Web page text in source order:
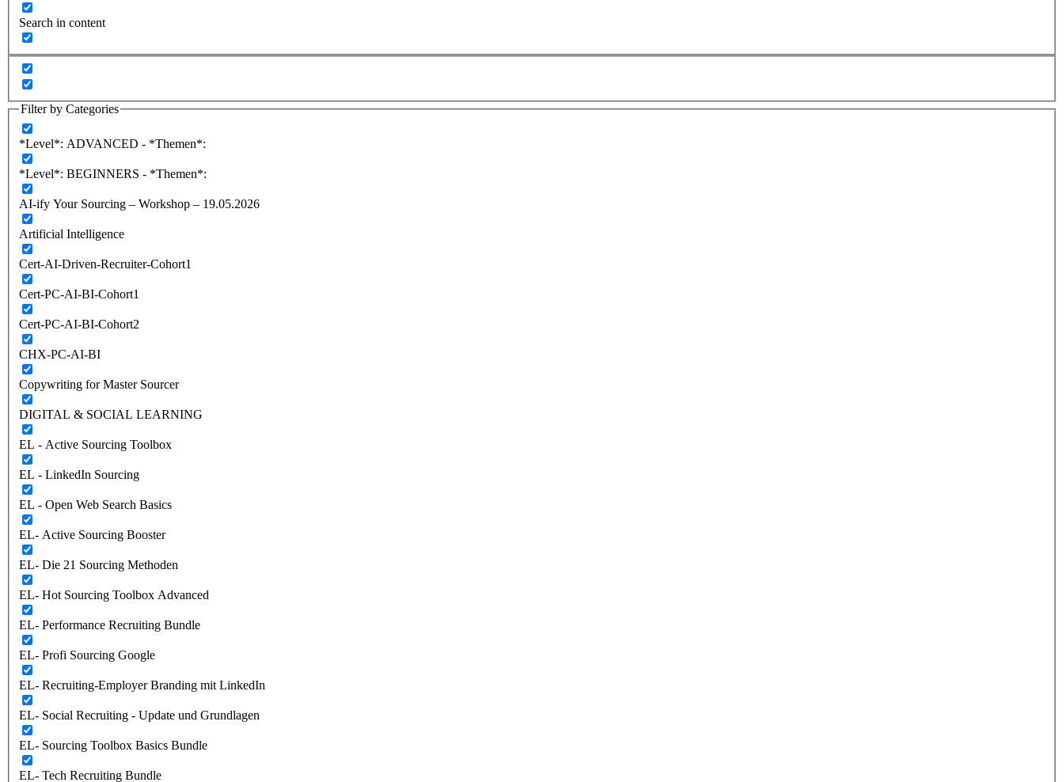
Search in content
Filter by Categories
*Level*: ADVANCED - *Themen*:
*Level*: BEGINNERS - *Themen*:
AI-ify Your Sourcing – Workshop – 19.05.2026
Artificial Intelligence
Cert-AI-Driven-Recruiter-Cohort1
Cert-PC-AI-BI-Cohort1
Cert-PC-AI-BI-Cohort2
CHX-PC-AI-BI
Copywriting for Master Sourcer
DIGITAL & SOCIAL LEARNING
EL - Active Sourcing Toolbox
EL - LinkedIn Sourcing
EL - Open Web Search Basics
EL- Active Sourcing Booster
EL- Die 21 Sourcing Methoden
EL- Hot Sourcing Toolbox Advanced
EL- Performance Recruiting Bundle
EL- Profi Sourcing Google
EL- Recruiting-Employer Branding mit LinkedIn
EL- Social Recruiting - Update und Grundlagen
EL- Sourcing Toolbox Basics Bundle
EL- Tech Recruiting Bundle